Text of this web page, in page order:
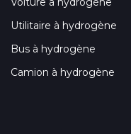
Utilitaire à hydrogène
Bus à hydrogène
Camion à hydrogène